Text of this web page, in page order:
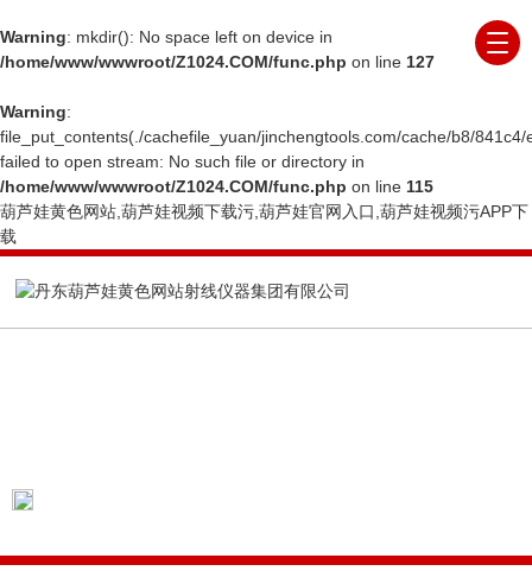
Warning: mkdir(): No space left on device in
/home/www/wwwroot/Z1024.COM/func.php on line 127
Warning:
file_put_contents(./cachefile_yuan/jinchengtools.com/cache/b8/841c4/
failed to open stream: No such file or directory in
/home/www/wwwroot/Z1024.COM/func.php on line 115
葫芦娃黄色网站,葫芦娃视频下载污,葫芦娃官网入口,葫芦娃视频污APP下
载